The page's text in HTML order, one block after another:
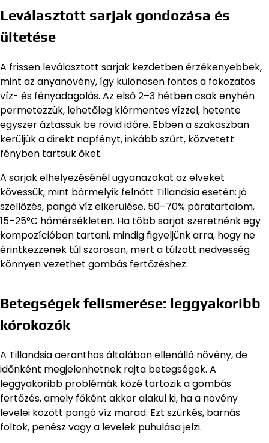
Leválasztott sarjak gondozása és
ültetése
A frissen leválasztott sarjak kezdetben érzékenyebbek,
mint az anyanövény, így különösen fontos a fokozatos
víz- és fényadagolás. Az első 2–3 hétben csak enyhén
permetezzük, lehetőleg klórmentes vízzel, hetente
egyszer áztassuk be rövid időre. Ebben a szakaszban
kerüljük a direkt napfényt, inkább szűrt, közvetett
fényben tartsuk őket.
A sarjak elhelyezésénél ugyanazokat az elveket
kövessük, mint bármelyik felnőtt Tillandsia esetén: jó
szellőzés, pangó víz elkerülése, 50–70% páratartalom,
15–25°C hőmérsékleten. Ha több sarjat szeretnénk egy
kompozícióban tartani, mindig figyeljünk arra, hogy ne
érintkezzenek túl szorosan, mert a túlzott nedvesség
könnyen vezethet gombás fertőzéshez.
Betegségek felismerése: leggyakoribb
kórokozók
A Tillandsia aeranthos általában ellenálló növény, de
időnként megjelenhetnek rajta betegségek. A
leggyakoribb problémák közé tartozik a gombás
fertőzés, amely főként akkor alakul ki, ha a növény
levelei között pangó víz marad. Ezt szürkés, barnás
foltok, penész vagy a levelek puhulása jelzi.